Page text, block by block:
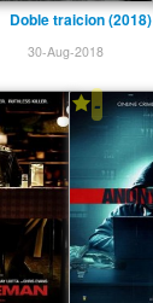
Doble traicion (2018)
30-Aug-2018
-